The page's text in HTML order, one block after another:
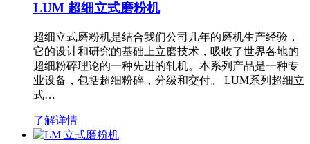
LUM 超细立式磨粉机
超细立式磨粉机是结合我们公司几年的磨机生产经验，
它的设计和研究的基础上立磨技术，吸收了世界各地的
超细粉碎理论的一种先进的轧机。本系列产品是一种专
业设备，包括超细粉碎，分级和交付。 LUM系列超细立
式…
了解详情